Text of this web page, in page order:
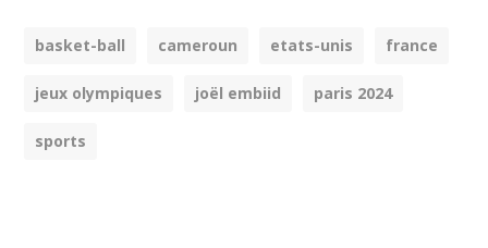
basket-ball cameroun etats-unis france
jeux olympiques joël embiid paris 2024
sports